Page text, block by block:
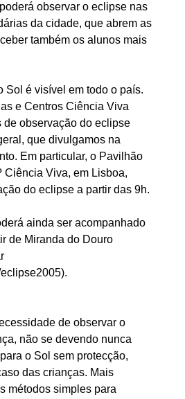
observar o eclipse nas
da cidade, que abrem as
também os alunos mais
Sol é visível em todo o país.
e Centros Ciência Viva
de observação do eclipse
que divulgamos na
Em particular, o Pavilhão
Ciência Viva, em Lisboa,
do eclipse a partir das 9h.
ainda ser acompanhado
de Miranda do Douro
de observar o
não se devendo nunca
o Sol sem protecção,
das crianças. Mais
métodos simples para